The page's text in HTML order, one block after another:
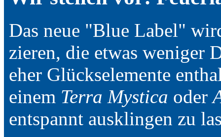
Das neue "Blue Label"
zieren, die etwas weniger
eher Glückselemente
einem Terra Mystica oder
entspannt ausklingen zu